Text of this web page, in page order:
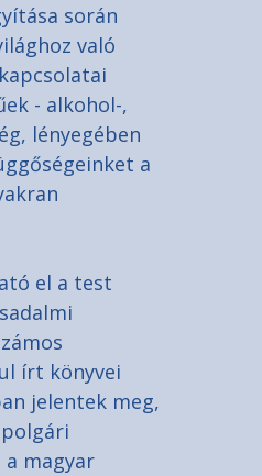
során
való
- alkohol-,
lényegében
a
el a test
írt könyvei
jelentek meg,
magyar